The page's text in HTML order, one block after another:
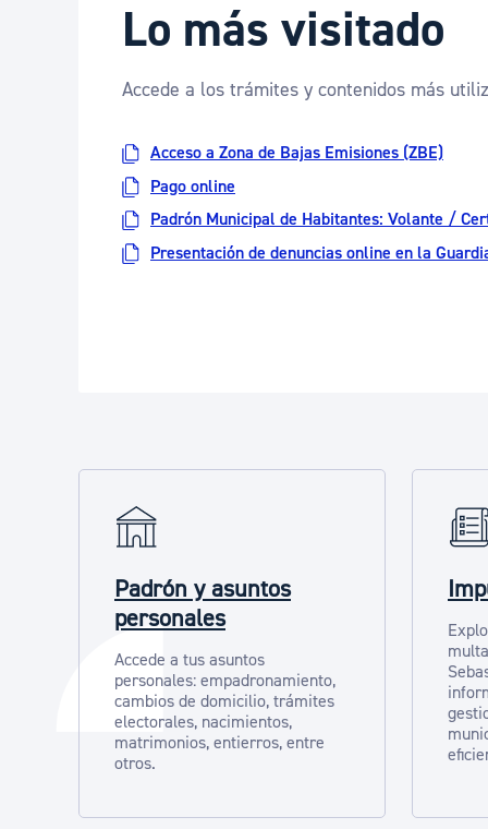
Lo más visitado
Accede a los trámites y contenidos más
Acceso a Zona de Bajas Emisiones (ZBE)
Pago online
Padrón Municipal de Habitantes: Volante /
Presentación de denuncias online en la
Padrón y asuntos
personales
Accede a tus asuntos
personales: empadronamiento,
cambios de domicilio, trámites
electorales, nacimientos,
matrimonios, entierros, entre
otros.